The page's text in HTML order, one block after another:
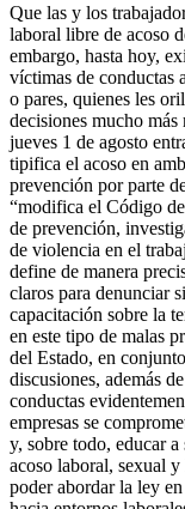
Que las y los
laboral libre de acoso
embargo, hasta hoy,
víctimas de conductas
o pares, quienes les
decisiones mucho
jueves 1 de agosto
tipifica el acoso en
prevención por parte
“modifica el Código
de prevención,
de violencia en el
define de manera
claros para denunciar
capacitación sobre la
en este tipo de malas
del Estado, en
discusiones, además
conductas
empresas se
y, sobre todo, educar a
acoso laboral, sexual
poder abordar la ley